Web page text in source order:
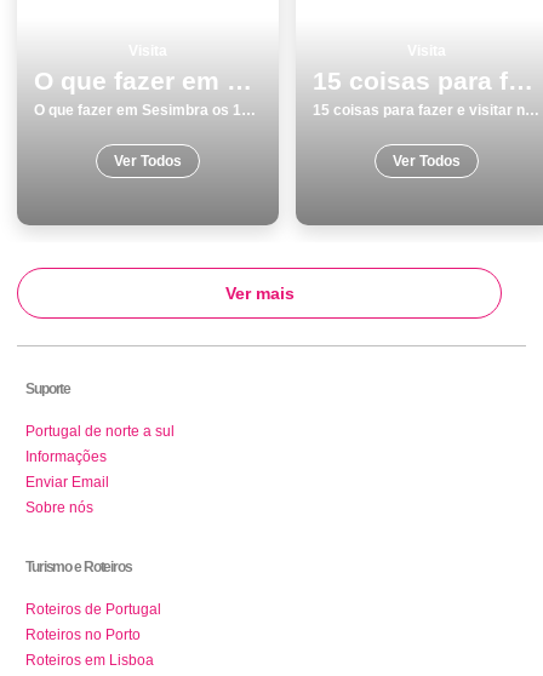
O que fazer em Sesimbra os 10 melhores sitios para visitar
O que fazer em Sesimbra os 10 melhores sitios para visitar
Ver Todos
15 coisas para fazer e visitar no inverno monumentos na Guarda
15 coisas para fazer e visitar no inverno monumentos na Guarda
Ver Todos
Ver mais
Suporte
Portugal de norte a sul
Informações
Enviar Email
Sobre nós
Turismo e Roteiros
Roteiros de Portugal
Roteiros no Porto
Roteiros em Lisboa